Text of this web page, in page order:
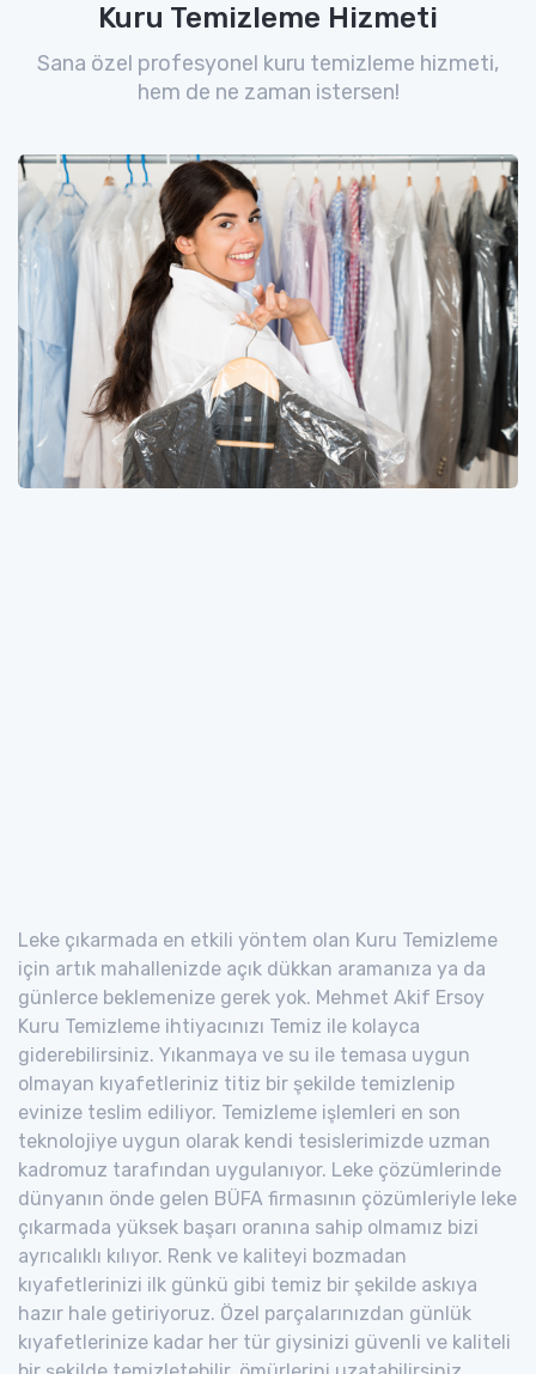
Kuru Temizleme Hizmeti
Sana özel profesyonel kuru temizleme hizmeti,
hem de ne zaman istersen!
Leke çıkarmada en etkili yöntem olan Kuru Temizleme
için artık mahallenizde açık dükkan aramanıza ya da
günlerce beklemenize gerek yok. Mehmet Akif Ersoy
Kuru Temizleme ihtiyacınızı Temiz ile kolayca
giderebilirsiniz. Yıkanmaya ve su ile temasa uygun
olmayan kıyafetleriniz titiz bir şekilde temizlenip
evinize teslim ediliyor. Temizleme işlemleri en son
teknolojiye uygun olarak kendi tesislerimizde uzman
kadromuz tarafından uygulanıyor. Leke çözümlerinde
dünyanın önde gelen BÜFA firmasının çözümleriyle leke
çıkarmada yüksek başarı oranına sahip olmamız bizi
ayrıcalıklı kılıyor. Renk ve kaliteyi bozmadan
kıyafetlerinizi ilk günkü gibi temiz bir şekilde askıya
hazır hale getiriyoruz. Özel parçalarınızdan günlük
kıyafetlerinize kadar her tür giysinizi güvenli ve kaliteli